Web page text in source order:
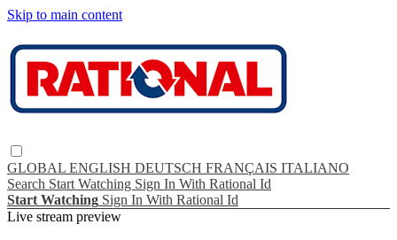
Skip to main content
GLOBAL ENGLISH DEUTSCH FRANÇAIS ITALIANO
Search Start Watching Sign In With Rational Id
Start Watching Sign In With Rational Id
Live stream preview